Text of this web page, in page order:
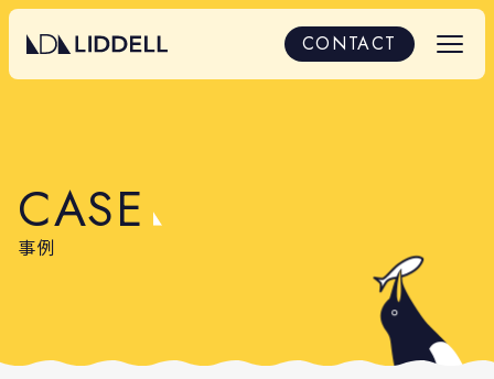
CONTACT
導入事例｜LIDDELLの取り組みと成果
CASE
事例